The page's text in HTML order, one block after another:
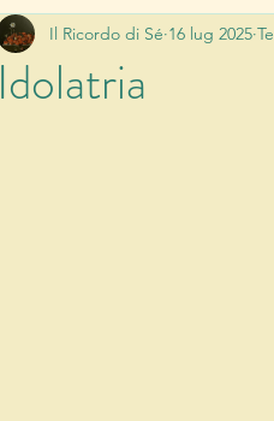
la Scuola tipi di corpo
Idolatria
Il Ricordo di Sé 16 lug 2025